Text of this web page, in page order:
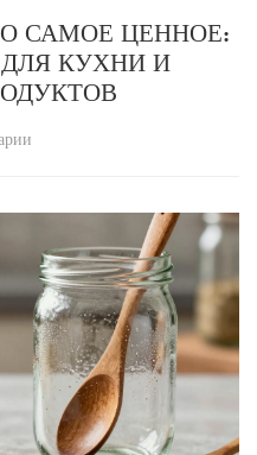
САМОЕ ЦЕННОЕ:
КУХНИ И